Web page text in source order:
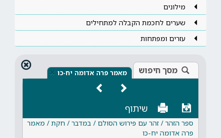
מילונים
שערים לחכמת הקבלה למתחילים
עזרים ומפתחות
מסך חיפוש מאמר פרה אדומה יח-כו ×
שיתוף
ספר הזהר / זהר עם פירוש הסולם / במדבר / חקת / מאמר
פרה אדומה יח-כו